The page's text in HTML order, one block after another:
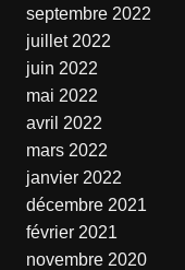
septembre 2022
juillet 2022
juin 2022
mai 2022
avril 2022
mars 2022
janvier 2022
décembre 2021
février 2021
novembre 2020